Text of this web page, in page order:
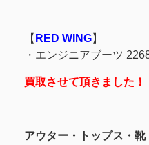
【 RED WING】
・ エンジニアブーツ
買取させて頂きました！
アウター・トップス・